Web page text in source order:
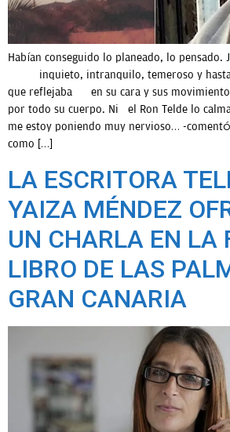
PROGRAMAS
Habían conseguido lo planeado, lo pensado.
inquieto, intranquilo, temeroso y hasta
que reflejaba en su cara y sus
por todo su cuerpo. Ni el Ron Telde lo
me estoy poniendo muy nervioso… -
como […]
LA ESCRITORA
YAIZA MÉNDEZ
UN CHARLA EN LA
LIBRO DE LAS
GRAN CANARIA